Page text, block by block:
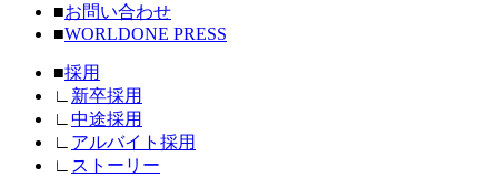
■お問い合わせ
■WORLDONE PRESS
■採用
∟ 新卒採用
∟ 中途採用
∟ アルバイト採用
∟
ストーリー